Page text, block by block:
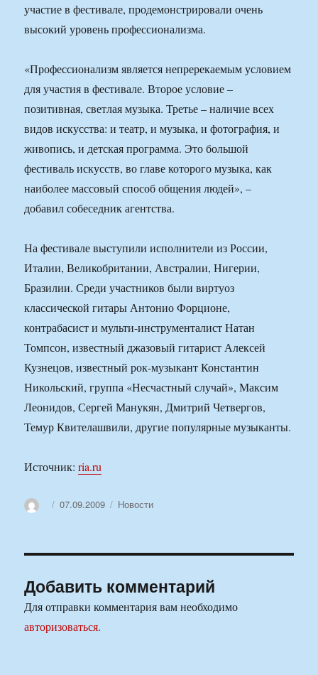
участие в фестивале, продемонстрировали очень
высокий уровень профессионализма.
«Профессионализм является непререкаемым условием
для участия в фестивале. Второе условие –
позитивная, светлая музыка. Третье – наличие всех
видов искусства: и театр, и музыка, и фотография, и
живопись, и детская программа. Это большой
фестиваль искусств, во главе которого музыка, как
наиболее массовый способ общения людей», –
добавил собеседник агентства.
На фестивале выступили исполнители из России,
Италии, Великобритании, Австралии, Нигерии,
Бразилии. Среди участников были виртуоз
классической гитары Антонио Форционе,
контрабасист и мульти-инструменталист Натан
Томпсон, известный джазовый гитарист Алексей
Кузнецов, известный рок-музыкант Константин
Никольский, группа «Несчастный случай», Максим
Леонидов, Сергей Манукян, Дмитрий Четвергов,
Темур Квителашвили, другие популярные музыканты.
Источник:ria.ru
АвторОпубликовано
07.09.2009 Рубрики
Новости
Добавить комментарий
Для отправки комментария вам необходимо
авторизоваться.